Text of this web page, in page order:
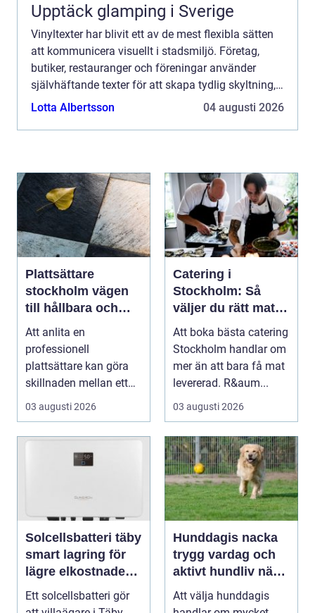
Upptäck glamping i Sverige
Vinyltexter har blivit ett av de mest flexibla sätten
att kommunicera visuellt i stadsmiljö. Företag,
butiker, restauranger och föreningar använder
självhäftande texter för att skapa tydlig skyltning,
stärka sitt varumärke och göra lokaler mer inbjud...
Lotta Albertsson 04 augusti 2026
Plattsättare
stockholm vägen
till hållbara och
vackra ytor hemma
Att anlita en
professionell
plattsättare kan göra
skillnaden mellan ett
rum som bara fungerar
och et...
03 augusti 2026
Catering i
Stockholm: Så
väljer du rätt mat
till ditt evenemang
Att boka bästa catering
Stockholm handlar om
mer än att bara få mat
levererad. R&aum...
03 augusti 2026
Solcellsbatteri täby
smart lagring för
lägre elkostnader
året runt
Ett solcellsbatteri gör
Hunddagis nacka
trygg vardag och
aktivt hundliv nära
stan
Att välja hunddagis